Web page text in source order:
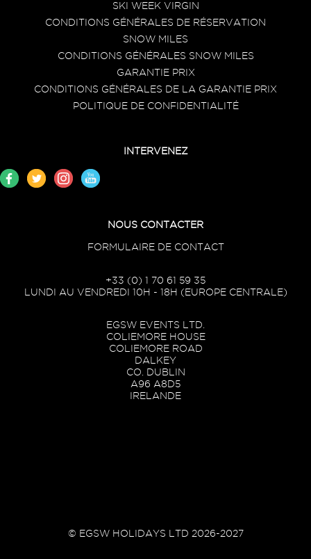
SKI WEEK VIRGIN
CONDITIONS GÉNÉRALES DE RÉSERVATION
SNOW MILES
CONDITIONS GÉNÉRALES SNOW MILES
GARANTIE PRIX
CONDITIONS GÉNÉRALES DE LA GARANTIE PRIX
POLITIQUE DE CONFIDENTIALITÉ
INTERVENEZ
NOUS CONTACTER
FORMULAIRE DE CONTACT
+33 (0) 1 70 61 59 35
LUNDI AU VENDREDI 10H - 18H (EUROPE CENTRALE)
EGSW EVENTS LTD.
COLIEMORE HOUSE
COLIEMORE ROAD
DALKEY
CO. DUBLIN
A96 A8D5
IRELANDE
© EGSW HOLIDAYS LTD 2026-2027